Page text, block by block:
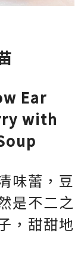
Ear
with
味蕾，豆
是不二之
，甜甜地